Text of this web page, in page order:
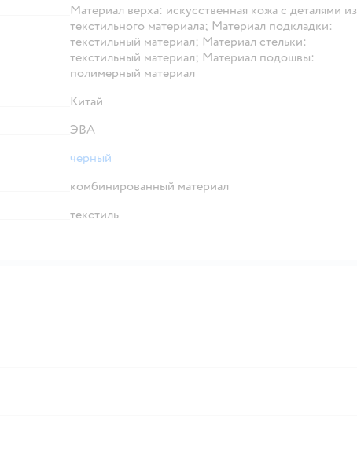
Материал верха: искусственная кожа с деталями из
текстильного материала; Материал подкладки:
текстильный материал; Материал стельки:
текстильный материал; Материал подошвы:
полимерный материал
Китай
ЭВА
черный
комбинированный материал
текстиль